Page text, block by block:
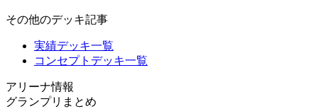
その他のデッキ記事
実績デッキ一覧
コンセプトデッキ一覧
アリーナ情報
グランプリまとめ